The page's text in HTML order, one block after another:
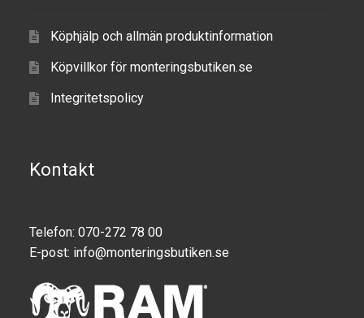
Köphjälp och allmän produktinformation
Köpvillkor för monteringsbutiken.se
Integritetspolicy
Kontakt
Telefon: 070-272 78 00
E-post: info@monteringsbutiken.se